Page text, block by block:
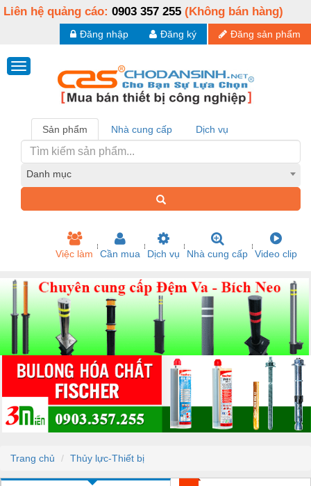
Liên hệ quảng cáo: 0903 357 255 (Không bán hàng)
Đăng sản phẩm
Đăng ký
Đăng nhập
Sản phẩm Nhà cung cấp Dịch vụ
Danh mục
Việc làm Cần mua Dịch vụ Nhà cung cấp Video clip
Trang chủ Thủy lực-Thiết bị